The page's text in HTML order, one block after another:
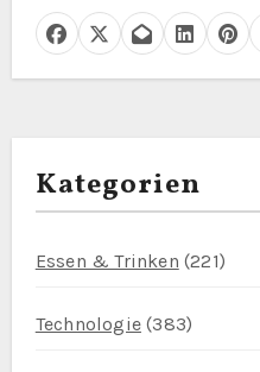
Kategorien
Essen & Trinken (221)
Technologie(383)